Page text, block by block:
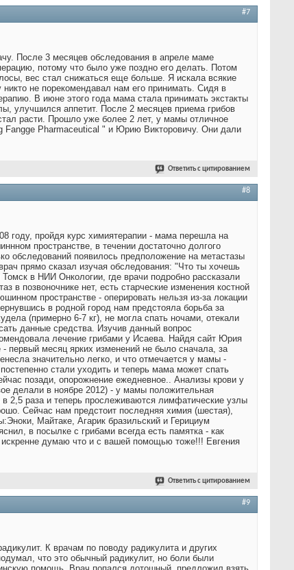
#7
После 3 месяцев обследования в апреле маме
потому что было уже поздно его делать. Потом
вес стал снижаться еще больше. Я искала всякие
не порекомендавал нам его принимать. Сидя в
В июне этого года мама стала принимать экстакты
улучшился аппетит. После 2 месяцев приема грибов
расти. Прошло уже более 2 лет, у мамы отличное
Fangge Pharmaceutical " и Юрию Викторовичу. Они дали
Ответить с цитированием
#8
году, пройдя курс химиятерапии - мама перешла на
пространстве, в течении достаточно долгого
обследований появилось предположение на метастазы
прямо сказал изучая обследования: "Что ты хочешь
в НИИ Онкологии, где врачи подробно рассказали
в позвоночнике нет, есть старческие изменения костной
пространстве - оперировать нельзя из-за локации
в родной город нам предстояла борьба за
(примерно 6-7 кг), не могла спать ночами, отекали
данные средства. Изучив данный вопрос
лечение грибами у Исаева. Найдя сайт Юрия
первый месяц ярких изменений не было сначала, за
значительно легко, и что отмечается у мамы -
стали уходить и теперь мама может спать
позади, опорожнение ежедневное.. Анализы крови у
делали в ноябре 2012) - у мамы положительная
2,5 раза и теперь прослеживаются лимфатические узлы
Сейчас нам предстоит последняя химия (шестая),
Майтаке, Агарик бразильский и Герициум
в посылке с грибами всегда есть памятка - как
думаю что и с вашей помощью тоже!!! Евгения
Ответить с цитированием
#9
К врачам по поводу радикулита и других
что это обычный радикулит, но боли были